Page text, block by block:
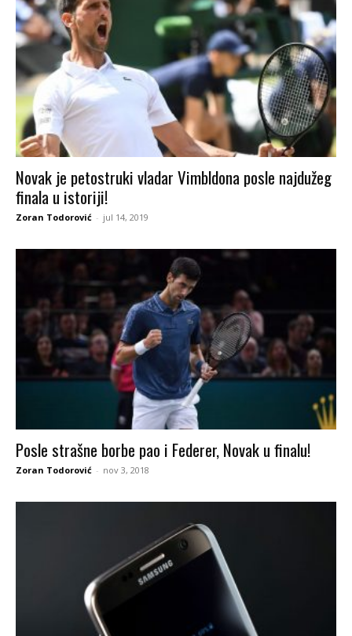
Novak je petostruki vladar Vimbldona posle najdužeg
finala u istoriji!
Zoran Todorović - jul 14, 2019
Posle strašne borbe pao i Federer, Novak u finalu!
Zoran Todorović - nov 3, 2018